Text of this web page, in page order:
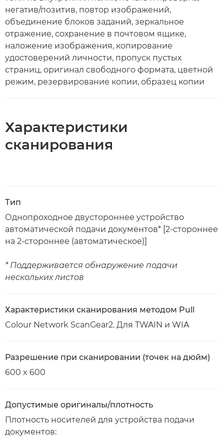
негатив/позитив, повтор изображений,
объединение блоков заданий, зеркальное
отражение, сохранение в почтовом ящике,
наложение изображения, копирование
удостоверений личности, пропуск пустых
страниц, оригинал свободного формата, цветной
режим, резервирование копии, образец копии
Характеристики
сканирования
Тип
Однопроходное двустороннее устройство
автоматической подачи документов* [2-стороннее
на 2-стороннее (автоматическое)]
* Поддерживается обнаружение подачи
нескольких листов
Характеристики сканирования методом Pull
Colour Network ScanGear2. Для TWAIN и WIA
Разрешение при сканировании (точек на дюйм)
600 x 600
Допустимые оригиналы/плотность
Плотность носителей для устройства подачи
документов: